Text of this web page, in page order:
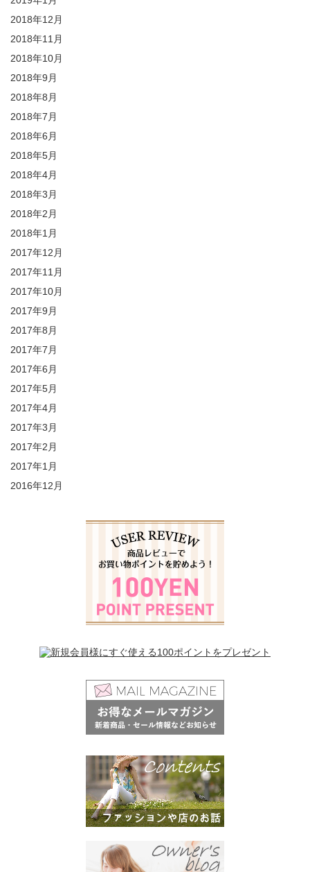
2018年12月
2018年11月
2018年10月
2018年9月
2018年8月
2018年7月
2018年6月
2018年5月
2018年4月
2018年3月
2018年2月
2018年1月
2017年12月
2017年11月
2017年10月
2017年9月
2017年8月
2017年7月
2017年6月
2017年5月
2017年4月
2017年3月
2017年2月
2017年1月
2016年12月